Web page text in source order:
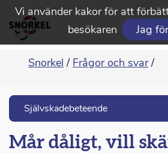
Vi använder kakor för att
besökaren
Jag
Snorkel / Frågor och svar /
Självskadebeteende
Mår dåligt, vill